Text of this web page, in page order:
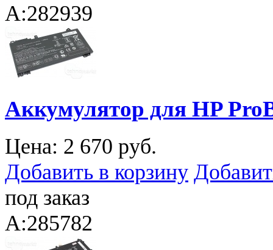
A:282939
Аккумулятор для HP
Цена: 2 670 руб.
Добавить в корзину
под заказ
A:285782